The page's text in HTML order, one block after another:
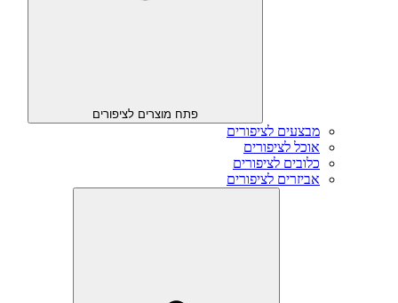
פתח מוצרים לציפורים
מבצעים לציפורים
אוכל לציפורים
כלובים לציפורים
אביזרים לציפורים